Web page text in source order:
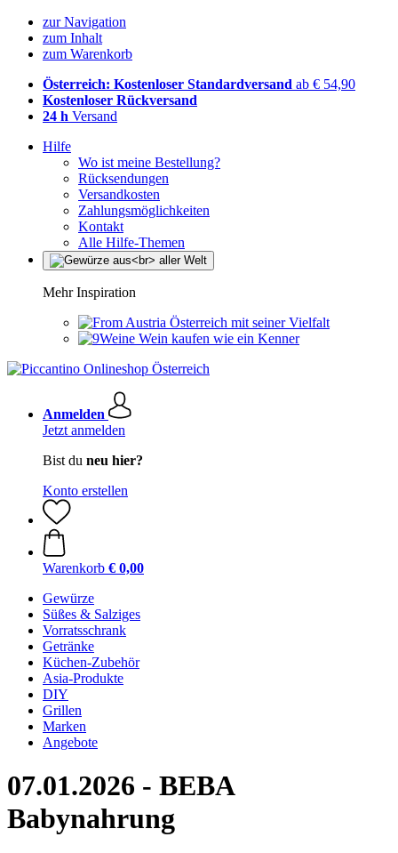
zur Navigation
zum Inhalt
zum Warenkorb
Österreich: Kostenloser Standardversand ab € 54,90
Kostenloser Rückversand
24 h Versand
Hilfe
Wo ist meine Bestellung?
Rücksendungen
Versandkosten
Zahlungsmöglichkeiten
Kontakt
Alle Hilfe-Themen
Mehr Inspiration
Österreich mit seiner Vielfalt
Wein kaufen wie ein Kenner
Anmelden
Jetzt anmelden
Bist du neu hier?
Konto erstellen
Warenkorb € 0,00
Gewürze
Süßes & Salziges
Vorratsschrank
Getränke
Küchen-Zubehör
Asia-Produkte
DIY
Grillen
Marken
Angebote
07.01.2026 - BEBA
Babynahrung